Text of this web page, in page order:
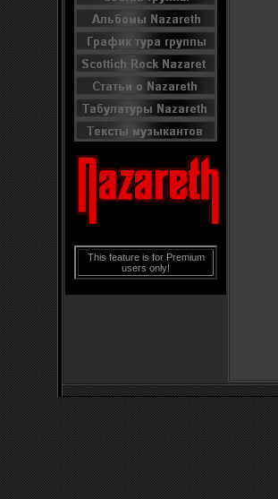
This feature is for Premium
users only!